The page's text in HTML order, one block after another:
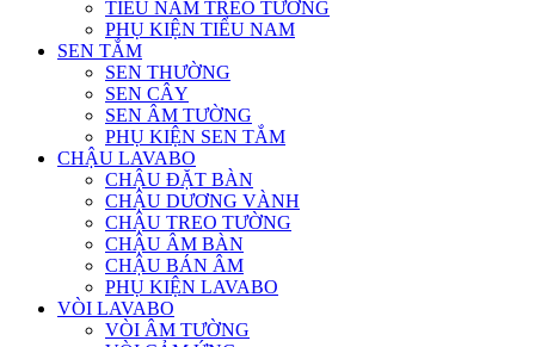
TIỂU NAM TREO TƯỜNG
PHỤ KIỆN TIỂU NAM
SEN TẮM
SEN THƯỜNG
SEN CÂY
SEN ÂM TƯỜNG
PHỤ KIỆN SEN TẮM
CHẬU LAVABO
CHẬU ĐẶT BÀN
CHẬU DƯƠNG VÀNH
CHẬU TREO TƯỜNG
CHẬU ÂM BÀN
CHẬU BÁN ÂM
PHỤ KIỆN LAVABO
VÒI LAVABO
VÒI ÂM TƯỜNG